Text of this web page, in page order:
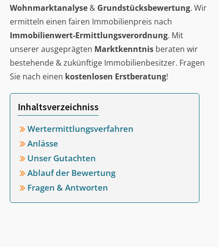
Wohnmarktanalyse & Grundstücksbewertung. Wir
ermitteln einen fairen Immobilienpreis nach
Immobilienwert-Ermittlungsverordnung. Mit
unserer ausgeprägten Marktkenntnis beraten wir
bestehende & zukünftige Immobilienbesitzer. Fragen
Sie nach einen kostenlosen Erstberatung!
Inhaltsverzeichniss
Wertermittlungsverfahren
Anlässe
Unser Gutachten
Ablauf der Bewertung
Fragen & Antworten